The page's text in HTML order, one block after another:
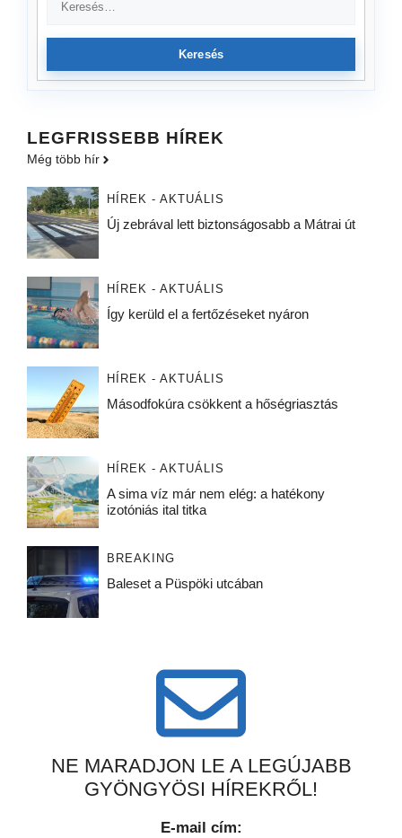
Keresés
LEGFRISSEBB HÍREK
Még több hír
HÍREK - AKTUÁLIS
Új zebrával lett biztonságosabb a Mátrai út
HÍREK - AKTUÁLIS
Így kerüld el a fertőzéseket nyáron
HÍREK - AKTUÁLIS
Másodfokúra csökkent a hőségriasztás
HÍREK - AKTUÁLIS
A sima víz már nem elég: a hatékony
izotóniás ital titka
BREAKING
Baleset a Püspöki utcában
NE MARADJON LE A LEGÚJABB
GYÖNGYÖSI HÍREKRŐL!
E-mail cím: